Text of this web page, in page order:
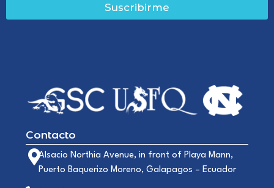
Suscribirme
Contacto
Alsacio Northia Avenue, in front of Playa Mann,
Puerto Baquerizo Moreno, Galapagos – Ecuador